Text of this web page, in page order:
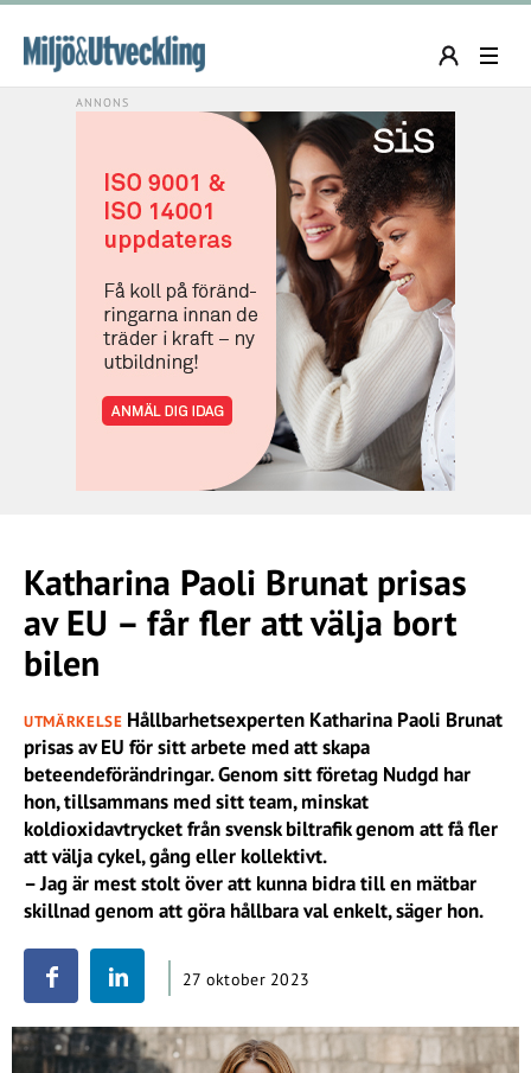
Katharina Paoli Brunat prisas
av EU – får fler att välja bort
bilen
UTMÄRKELSE Hållbarhetsexperten Katharina Paoli Brunat
prisas av EU för sitt arbete med att skapa
beteendeförändringar. Genom sitt företag Nudgd har
hon, tillsammans med sitt team, minskat
koldioxidavtrycket från svensk biltrafik genom att få fler
att välja cykel, gång eller kollektivt.
– Jag är mest stolt över att kunna bidra till en mätbar
skillnad genom att göra hållbara val enkelt, säger hon.
27 oktober 2023